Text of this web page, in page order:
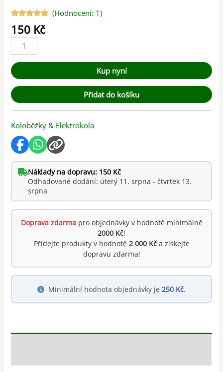
Hodnoceno
5.00z 5 na
základě
hodnocení
zákazníka
(Hodnocení: 1)
150 Kč
Kup nyní
Přidat do košíku
Koloběžky & Elektrokola
Náklady na dopravu: 150 Kč
Odhadované dodání: úterý 11. srpna - čtvrtek 13.
srpna
Doprava zdarmapro objednávky v hodnotě minimálně
2000 Kč!
Přidejte produkty v hodnotě 2 000 Kča získejte
dopravu zdarma!
Minimální hodnota objednávky je 250 Kč.